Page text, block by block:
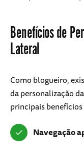
Benefícios de
Lateral
Como blogueiro,
da personalização
principais
Navegação